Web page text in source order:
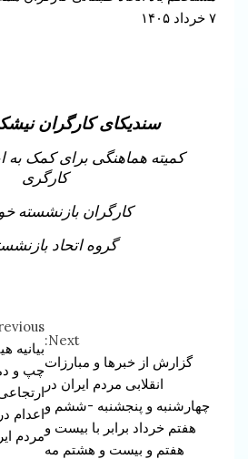
۷ خرداد ۱۴۰۵
سندیکای کارگران
کمیته هماهنگی برای کمک به
کارگری
کارگران بازنشسته
گروه اتحاد
Reading
بیانیه
چپ و
اعدام
مردم
Next:
گزارش از خبرها و مبارزات
انقلابی مردم ایران در
چهارشنبه و پنجشنبه -ششم و
هفتم خرداد برابر با بیست و
هفتم و بیست و هشتم مه